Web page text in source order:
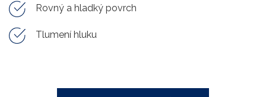
Rovný a hladký povrch
Tlumení hluku